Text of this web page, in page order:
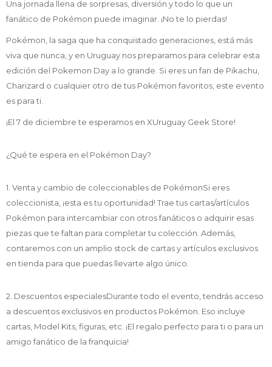
Una jornada llena de sorpresas, diversión y todo lo que un
fanático de Pokémon puede imaginar. ¡No te lo pierdas!
Pokémon, la saga que ha conquistado generaciones, está más
viva que nunca, y en Uruguay nos preparamos para celebrar esta
edición del Pokemon Day a lo grande. Si eres un fan de Pikachu,
Charizard o cualquier otro de tus Pokémon favoritos, este evento
es para ti.
¡El 7 de diciembre te esperamos en XUruguay Geek Store!
¿Qué te espera en el Pokémon Day?
1. Venta y cambio de coleccionables de PokémonSi eres
coleccionista, ¡esta es tu oportunidad! Trae tus cartas/artículos
Pokémon para intercambiar con otros fanáticos o adquirir esas
piezas que te faltan para completar tu colección. Además,
contaremos con un amplio stock de cartas y artículos exclusivos
en tienda para que puedas llevarte algo único.
2. Descuentos especialesDurante todo el evento, tendrás acceso
a descuentos exclusivos en productos Pokémon. Eso incluye
cartas, Model Kits, figuras, etc. ¡El regalo perfecto para ti o para un
amigo fanático de la franquicia!